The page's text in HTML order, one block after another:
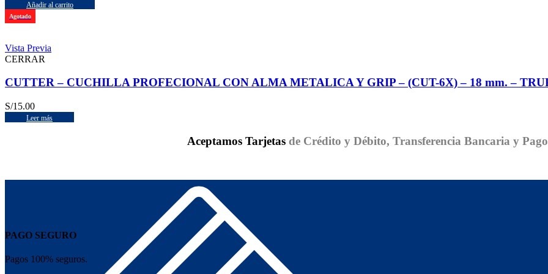
Añadir al carrito
Agotado
Vista Previa
CERRAR
CUTTER – CUCHILLA PROFECIONAL CON ALMA METALICA Y GRIP – (CUT-6X) – 18 mm. –
S/15.00
Leer más
Aceptamos Tarjetas de Crédito y Débito, Transferencia Bancaria y
PAGO SEGURO
Pagos 100% seguros.